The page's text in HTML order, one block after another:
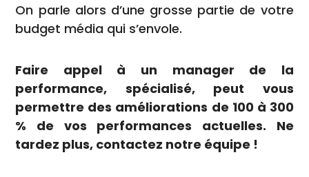
On parle alors d’une grosse partie de votre
budget média qui s’envole.
Faire appel à un manager de la
performance, spécialisé, peut vous
permettre des améliorations de 100 à 300
% de vos performances actuelles. Ne
tardez plus, contactez notre équipe !